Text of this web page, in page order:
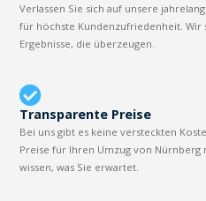
Verlassen Sie sich auf unsere
für höchste Kundenzufriedenheit.
Ergebnisse, die überzeugen.
Transparente Preise
Bei uns gibt es keine versteckten
Preise für Ihren Umzug von Nürnberg
wissen, was Sie erwartet.